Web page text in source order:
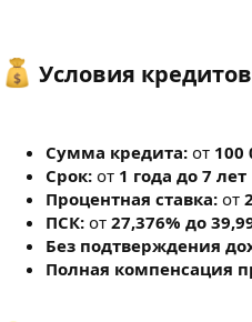
Условия
Сумма кредита: от 100
Срок: от 1 года до 7 лет
Процентная ставка: от
ПСК: от 27,376% до
Без подтверждения
Полная компенсация